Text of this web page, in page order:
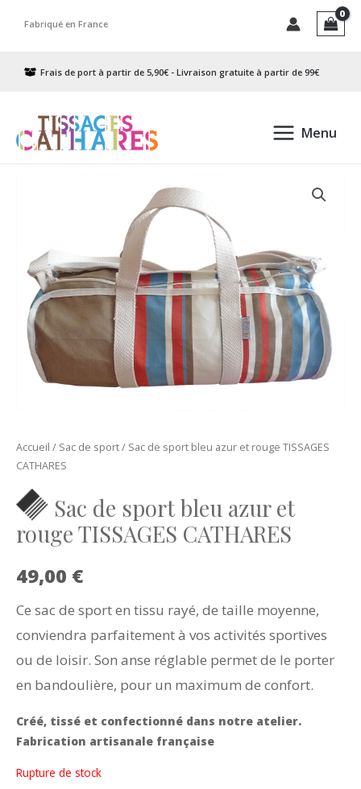
Fabriqué en France
Frais de port à partir de 5,90€ - Livraison gratuite à partir de 99€
Menu
Accueil / Sac de sport/ Sac de sport bleu azur et rouge TISSAGES
CATHARES
Sac de sport bleu azur et
rouge TISSAGES CATHARES
49,00 €
Ce sac de sport en tissu rayé, de taille moyenne,
conviendra parfaitement à vos activités sportives
ou de loisir. Son anse réglable permet de le porter
en bandoulière, pour un maximum de confort.
Créé, tissé et confectionné dans notre atelier.
Fabrication artisanale française
Rupture de stock